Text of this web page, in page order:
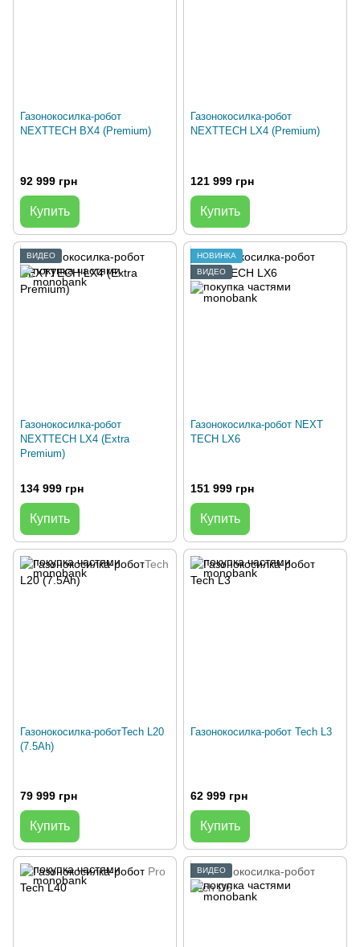
Газонокосилка-робот
NEXTTECH BX4 (Premium)
92 999 грн
Купить
Газонокосилка-робот
NEXTTECH LX4 (Premium)
121 999 грн
Купить
ВИДЕО
Газонокосилка-робот
NEXTTECH LX4 (Extra
Premium)
134 999 грн
Купить
НОВИНКА
ВИДЕО
Газонокосилка-робот NEXT
TECH LX6
151 999 грн
Купить
Газонокосилка-роботTech L20
(7.5Ah)
79 999 грн
Купить
Газонокосилка-робот Tech L3
62 999 грн
Купить
ВИДЕО